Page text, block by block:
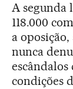
A segunda
118.000
a
nunca
condições